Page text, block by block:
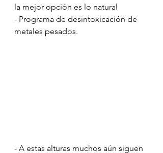
la mejor opción es lo natural
- Programa de desintoxicación de
metales pesados.
- A estas alturas muchos aún siguen